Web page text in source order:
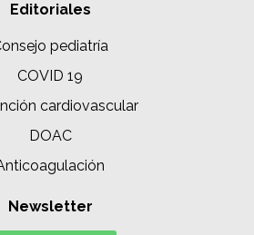
Editoriales
pediatría
COVID 19
cardiovascular
DOAC
Newsletter